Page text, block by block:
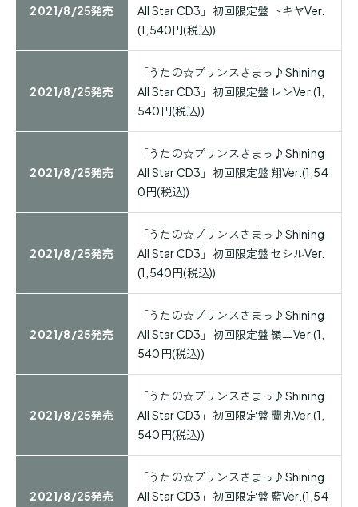
2021/8/25発売
All Star CD3」初回限定盤 トキヤVer.
(1,540円(税込))
2021/8/25発売
「うたの☆プリンスさまっ♪Shining
All Star CD3」初回限定盤 レンVer.(1,
540円(税込))
2021/8/25発売
「うたの☆プリンスさまっ♪Shining
All Star CD3」初回限定盤 翔Ver.(1,54
0円(税込))
2021/8/25発売
「うたの☆プリンスさまっ♪Shining
All Star CD3」初回限定盤 セシルVer.
(1,540円(税込))
2021/8/25発売
「うたの☆プリンスさまっ♪Shining
All Star CD3」初回限定盤 嶺二Ver.(1,
540円(税込))
2021/8/25発売
「うたの☆プリンスさまっ♪Shining
All Star CD3」初回限定盤 蘭丸Ver.(1,
540円(税込))
2021/8/25発売
「うたの☆プリンスさまっ♪Shining
All Star CD3」初回限定盤 藍Ver.(1,54